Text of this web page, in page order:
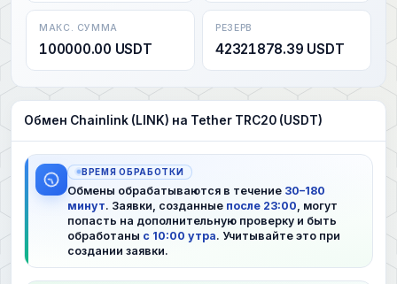
МАКС. СУММА
100000.00 USDT
РЕЗЕРВ
42321878.39 USDT
Обмен Chainlink (LINK) на Tether TRC20 (USDT)
ВРЕМЯ ОБРАБОТКИ
Обмены обрабатываются в течение 30–180
минут. Заявки, созданные после 23:00 , могут
попасть на дополнительную проверку и быть
обработаны с 10:00 утра. Учитывайте это при
создании заявки.